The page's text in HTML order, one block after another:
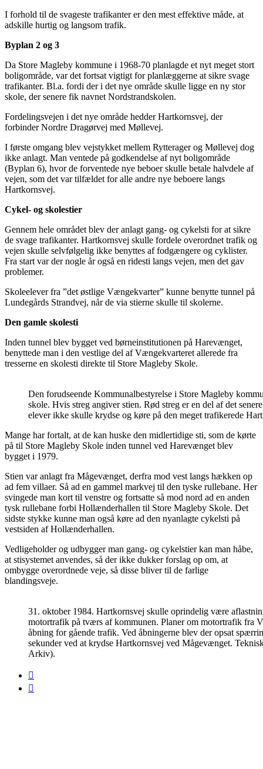
I forhold til de svageste trafikanter er den mest effektive måde, at
adskille hurtig og langsom trafik.
Byplan 2 og 3
Da Store Magleby kommune i 1968-70 planlagde et nyt meget stort
boligområde, var det fortsat vigtigt for planlæggerne at sikre svage
trafikanter. Bl.a. fordi der i det nye område skulle ligge en ny stor
skole, der senere fik navnet Nordstrandskolen.
Fordelingsvejen i det nye område hedder Hartkornsvej, der
forbinder Nordre Dragørvej med Møllevej.
I første omgang blev vejstykket mellem Rytterager og Møllevej dog
ikke anlagt. Man ventede på godkendelse af nyt boligområde
(Byplan 6), hvor de forventede nye beboer skulle betale halvdele af
vejen, som det var tilfældet for alle andre nye beboere langs
Hartkornsvej.
Cykel- og skolestier
Gennem hele området blev der anlagt gang- og cykelsti for at sikre
de svage trafikanter. Hartkornsvej skulle fordele overordnet trafik og
vejen skulle selvfølgelig ikke benyttes af fodgængere og cyklister.
Fra start var der nogle år også en ridesti langs vejen, men det gav
problemer.
Skoleelever fra ”det østlige Vængekvarter” kunne benytte tunnel på
Lundegårds Strandvej, når de via stierne skulle til skolerne.
Den gamle skolesti
Inden tunnel blev bygget ved børneinstitutionen på Harevænget,
benyttede man i den vestlige del af Vængekvarteret allerede fra
tresserne en skolesti direkte til Store Magleby Skole.
Den forudseende Kommunalbestyrelse i Store Magleby
skole. Hvis streg angiver stien. Rød streg er en del af det
elever ikke skulle krydse og køre på den meget trafikerede
Mange har fortalt, at de kan huske den midlertidige sti, som de kørte
på til Store Magleby Skole inden tunnel ved Harevænget blev
bygget i 1979.
Stien var anlagt fra Mågevænget, derfra mod vest langs hækken op
ad fem villaer. Så ad en gammel markvej til den tyske rullebane. Her
svingede man kort til venstre og fortsatte så mod nord ad en anden
tysk rullebane forbi Hollænderhallen til Store Magleby Skole. Det
sidste stykke kunne man også køre ad den nyanlagte cykelsti på
vestsiden af Hollænderhallen.
Vedligeholder og udbygger man gang- og cykelstier kan man håbe,
at stisystemet anvendes, så der ikke dukker forslag op om, at
ombygge overordnede veje, så disse bliver til de farlige
blandingsveje.
31. oktober 1984. Hartkornsvej skulle oprindelig være
motortrafik på tværs af kommunen. Planer om motortrafik fra
åbning for gående trafik. Ved åbningerne blev der opsat
sekunder ved at krydse Hartkornsvej ved Mågevænget.
Arkiv).